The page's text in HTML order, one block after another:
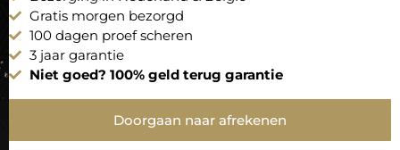
Gratis morgen bezorgd
100 dagen proef scheren
3 jaar garantie
Niet goed? 100% geld terug garantie
Doorgaan naar afrekenen